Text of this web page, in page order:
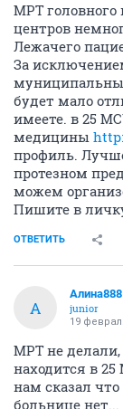
МРТ головного
центров
Лежачего
За
будет мало
имеете. в 25
медицины
профиль.
протезном
можем
Пишите в
ОТВЕТИТЬ
А
Алина888
junior
19
МРТ не делали,
находится в
нам сказал
больнице